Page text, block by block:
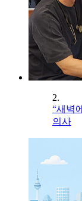
2.
“새벽
의사